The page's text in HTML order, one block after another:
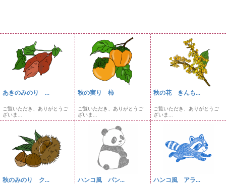
あきのみのり ...
ご覧いただき、ありがとうご
ざいま...
秋の実り 柿
ご覧いただき、ありがとうご
ざいま...
秋の花 きんも...
ご覧いただき、ありがとうご
ざいま...
秋のみのり ク... ハンコ風 パン... ハンコ風 アラ...